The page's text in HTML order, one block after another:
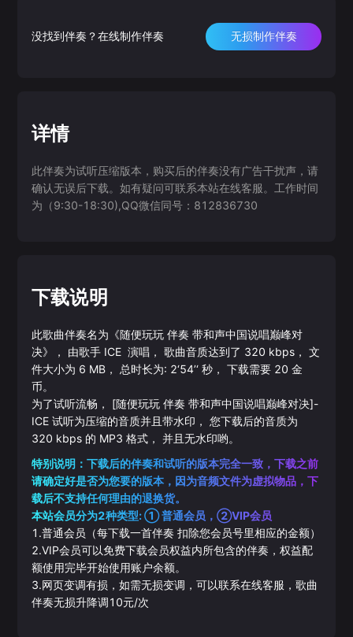
没找到伴奏？在线制作伴奏 无损制作伴奏
详情
此伴奏为试听压缩版本，购买后的伴奏没有广告干扰声，请
确认无误后下载。如有疑问可联系本站在线客服。工作时间
为（9:30-18:30),QQ微信同号：812836730
下载说明
此歌曲伴奏名为《随便玩玩 伴奏 带和声中国说唱巅峰对
决》， 由歌手 ICE 演唱， 歌曲音质达到了 320 kbps， 文
件大小为 6 MB， 总时长为: 2‘54’‘秒， 下载需要 20 金
币。
为了试听流畅， [随便玩玩 伴奏 带和声中国说唱巅峰对决]-
ICE 试听为压缩的音质并且带水印， 您下载后的音质为
320 kbps 的 MP3 格式， 并且无水印哟。
特别说明：下载后的伴奏和试听的版本完全一致，下载之前
请确定好是否为您要的版本，因为音频文件为虚拟物品，下
载后不支持任何理由的退换货。
本站会员分为2种类型: ① 普通会员，②VIP会员
1.普通会员（每下载一首伴奏 扣除您会员号里相应的金额）
2.VIP会员可以免费下载会员权益内所包含的伴奏，权益配
额使用完毕开始使用账户余额。
3.网页变调有损，如需无损变调，可以联系在线客服，歌曲
伴奏无损升降调10元/次